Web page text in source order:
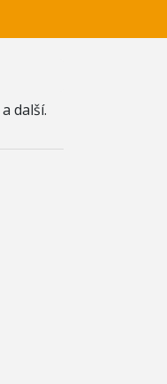
další.